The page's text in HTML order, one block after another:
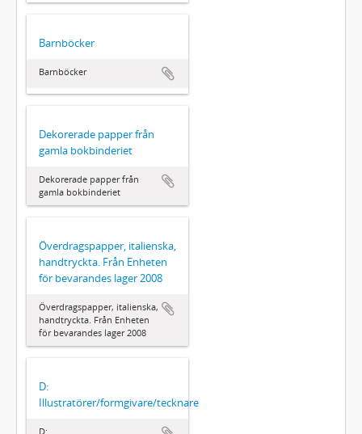
Barnböcker
Barnböcker
Dekorerade papper från
gamla bokbinderiet
Dekorerade papper från
gamla bokbinderiet
Överdragspapper, italienska,
handtryckta. Från Enheten
för bevarandes lager 2008
Överdragspapper, italienska,
handtryckta. Från Enheten
för bevarandes lager 2008
D:
Illustratörer/formgivare/tecknare
D: